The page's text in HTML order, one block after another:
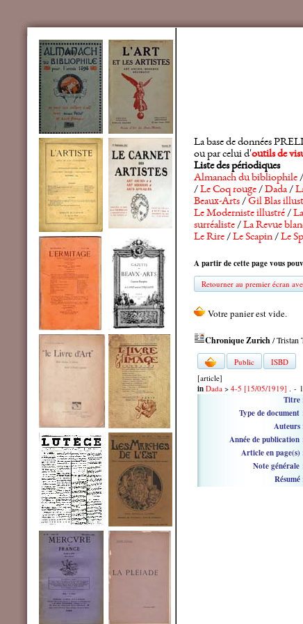
La base de données
ou par celui d'outils de
Liste des périodiques
Almanach du bibliophile/
/Le Coq rouge/Dada/
Beaux-Arts/Gil Blas
Le Moderniste illustré/
surréaliste/La Revue
Le Rire/Le Scapin/Le
A partir de cette page vous
Retourner au premier écran
Chronique Zurich/ Tristan
Public
ISBD
[article]
in Dada > 4-5 [15/05/1919] . - 1
Titre
Type de document
Auteurs
Année de publication
Article en page(s)
Note générale
Résumé